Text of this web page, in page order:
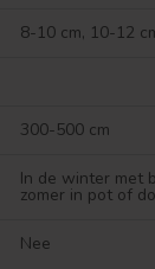
8-10 cm, 10-12
300-500 cm
In de winter met
zomer in pot of
Nee